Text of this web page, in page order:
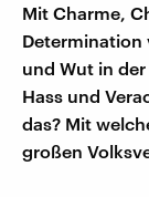
Mit Charme,
Determination
und Wut in
Hass und
das? Mit
großen